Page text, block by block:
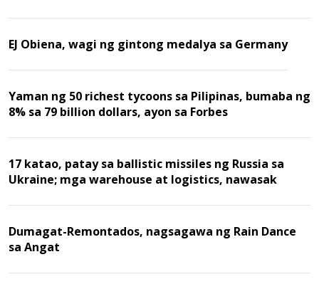
EJ Obiena, wagi ng gintong medalya sa Germany
Yaman ng 50 richest tycoons sa Pilipinas, bumaba ng
8% sa 79 billion dollars, ayon sa Forbes
17 katao, patay sa ballistic missiles ng Russia sa
Ukraine; mga warehouse at logistics, nawasak
Dumagat-Remontados, nagsagawa ng Rain Dance
sa Angat